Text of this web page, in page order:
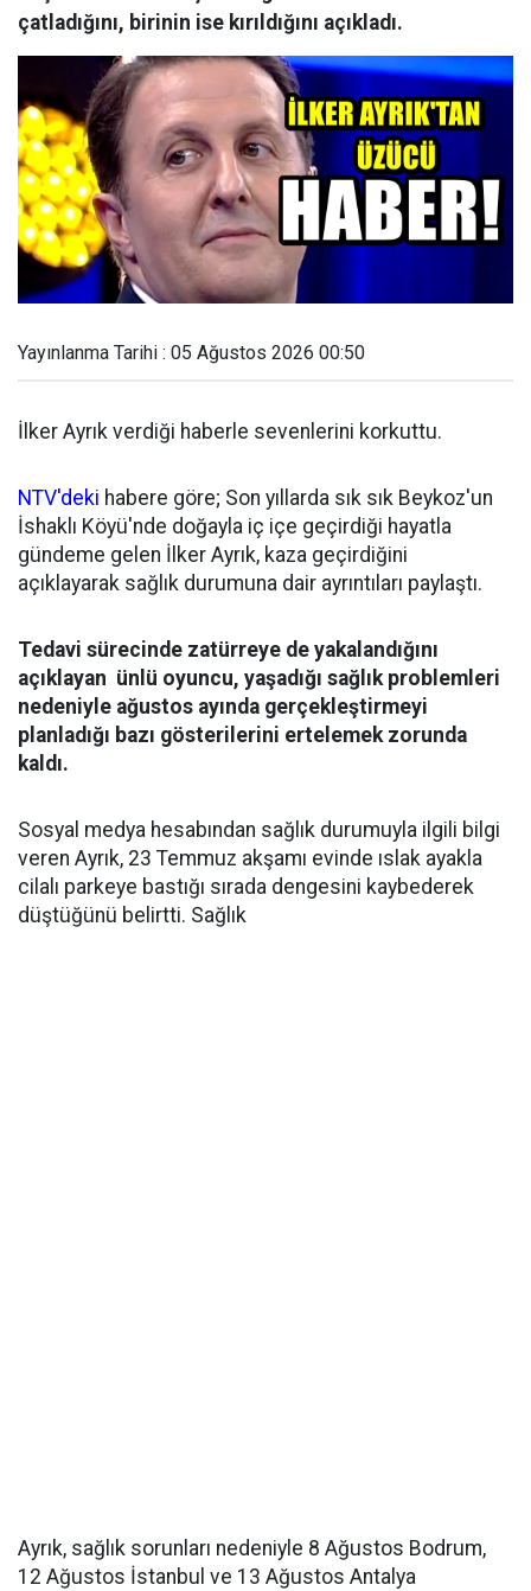
çatladığını, birinin ise kırıldığını açıkladı.
Yayınlanma Tarihi : 05 Ağustos 2026 00:50
İlker Ayrık verdiği haberle sevenlerini korkuttu.
NTV'deki habere göre; Son yıllarda sık sık Beykoz'un
İshaklı Köyü'nde doğayla iç içe geçirdiği hayatla
gündeme gelen İlker Ayrık, kaza geçirdiğini
açıklayarak sağlık durumuna dair ayrıntıları paylaştı.
Tedavi sürecinde zatürreye de yakalandığını
açıklayan ünlü oyuncu, yaşadığı sağlık problemleri
nedeniyle ağustos ayında gerçekleştirmeyi
planladığı bazı gösterilerini ertelemek zorunda
kaldı.
Sosyal medya hesabından sağlık durumuyla ilgili bilgi
veren Ayrık, 23 Temmuz akşamı evinde ıslak ayakla
cilalı parkeye bastığı sırada dengesini kaybederek
düştüğünü belirtti. Sağlık
Ayrık, sağlık sorunları nedeniyle 8 Ağustos Bodrum,
12 Ağustos İstanbul ve 13 Ağustos Antalya